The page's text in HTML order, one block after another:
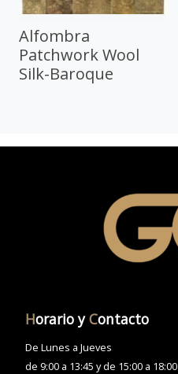
Alfombra
Patchwork Wool
Silk-Baroque
Horario yContacto
De Lunes a Jueves
de 9:00 a 13:45 y de 15:00 a 18:00